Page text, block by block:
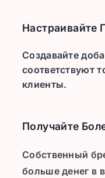
Настраивайте
Создавайте
соответствуют
клиенты.
Получайте
Собственный
больше денег в